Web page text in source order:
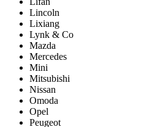
Lincoln
Lixiang
Lynk & Co
Mazda
Mercedes
Mini
Mitsubishi
Nissan
Omoda
Opel
Peugeot